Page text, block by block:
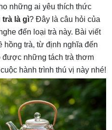
những ai yêu thích thức
trà là gì? Đây là câu hỏi của
đến loại trà này. Bài viết
hồng trà, từ định nghĩa đến
được những tách trà thơm
hành trình thú vị này nhé!